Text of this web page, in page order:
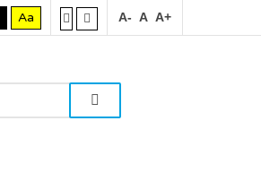
Aa A- A A+